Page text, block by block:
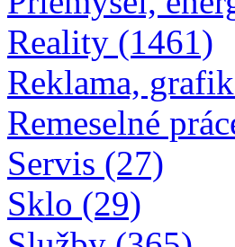
Priemysel,
Reality (1461)
Reklama,
Remeselné
Servis (27)
Sklo (29)